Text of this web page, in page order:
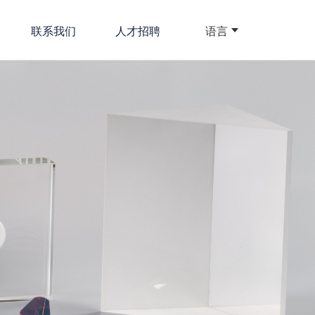
联系我们 人才招聘 语言